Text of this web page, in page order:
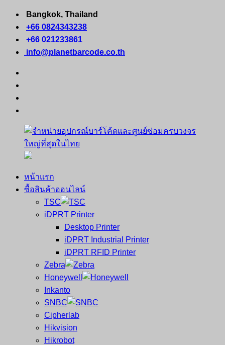
Skip
content
Bangkok, Thailand
+66 0824343238
+66 021233861
info@planetbarcode.co.th
จำหน่าย
คอมพิวเตอร์
หน้าแรก
ซื้อสินค้าออนไลน์
TSC
iDPRT Printer
Desktop Printer
iDPRT Industrial Printer
iDPRT RFID Printer
Zebra
Honeywell
Inkanto
SNBC
Cipherlab
Hikvision
Hikrobot